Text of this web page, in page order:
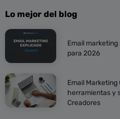
Lo mejor del blog
Email
para 2026
Email
herramientas y
Creadores